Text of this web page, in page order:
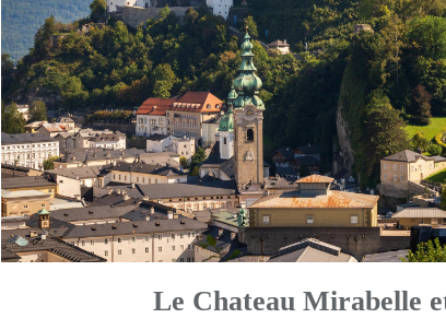
Le Chateau Mirabelle